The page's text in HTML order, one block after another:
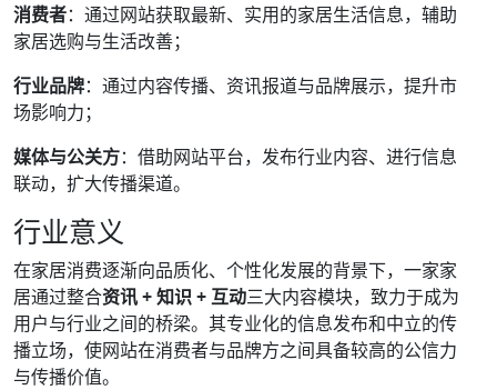
消费者：通过网站获取最新、实用的家居生活信息，辅助
家居选购与生活改善；
行业品牌：通过内容传播、资讯报道与品牌展示，提升市
场影响力；
媒体与公关方：借助网站平台，发布行业内容、进行信息
联动，扩大传播渠道。
行业意义
在家居消费逐渐向品质化、个性化发展的背景下，一家家
居通过整合资讯 + 知识 + 互动三大内容模块，致力于成为
用户与行业之间的桥梁。其专业化的信息发布和中立的传
播立场，使网站在消费者与品牌方之间具备较高的公信力
与传播价值。